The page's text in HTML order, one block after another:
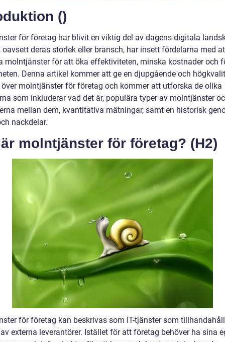
()
för företag har blivit en viktig del av dagens digitala
oavsett deras storlek eller bransch, har insett fördelarna med
molntjänster för att öka effektiviteten, minska kostnader och
Denna artikel kommer att ge en djupgående och
molntjänster för företag och kommer att utforska de olika
som inkluderar vad det är, populära typer av molntjänster
mellan dem, kvantitativa mätningar, samt en historisk
nackdelar.
molntjänster för företag? (H2)
för företag kan beskrivas som IT-tjänster som
externa leverantörer. Istället för att företag behöver ha sina